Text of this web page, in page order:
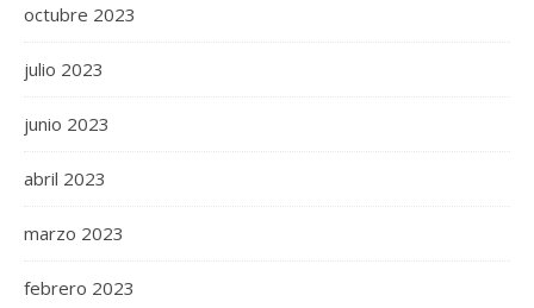
octubre 2023
julio 2023
junio 2023
abril 2023
marzo 2023
febrero 2023